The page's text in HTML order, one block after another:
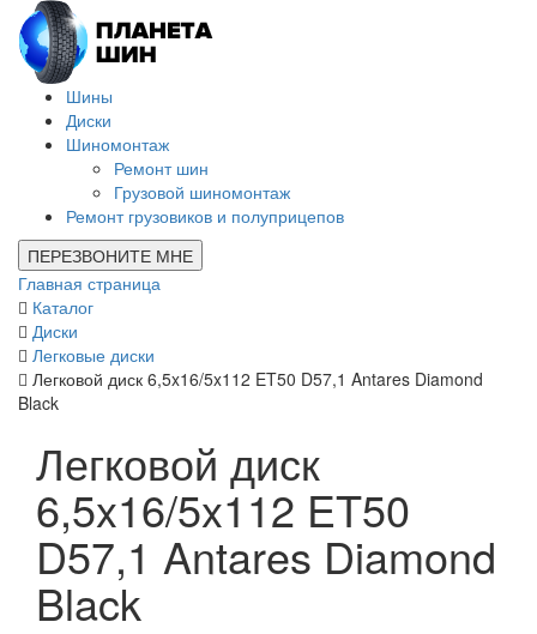
Шины
Диски
Шиномонтаж
Ремонт шин
Грузовой шиномонтаж
Ремонт грузовиков и полуприцепов
ПЕРЕЗВОНИТЕ МНЕ
Главная страница
Каталог
Диски
Легковые диски
Легковой диск 6,5x16/5x112 ET50 D57,1 Antares Diamond
Black
Легковой диск
6,5x16/5x112 ET50
D57,1 Antares Diamond
Black